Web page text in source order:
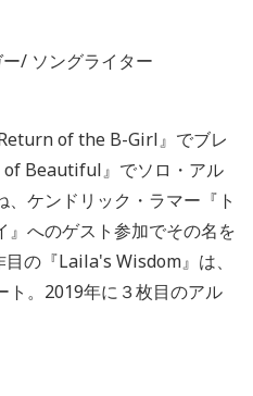
/ ソングライター
of the B-Girl』でブレ
Beautiful』でソロ・アル
ケンドリック・ラマー『ト
』へのゲスト参加でその名を
の『Laila's Wisdom』は、
ト。2019年に３枚目のアル